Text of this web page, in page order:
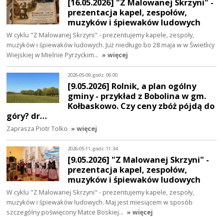
prezentacja kapel, zespołów,
muzyków i śpiewaków ludowych
W cyklu "Z Malowanej Skrzyni" - prezentujemy kapele, zespoły,
muzyków i śpiewaków ludowych. Już niedługo bo 28 maja w w Świetlicy
Wiejskiej w Mielnie Pyrzyckim… » więcej
2026-05-09, godz. 06:00
[9.05.2026] Rolnik, a plan ogólny
gminy - przykład z Bobolina w gm.
Kołbaskowo. Czy ceny zbóż pójdą do
góry? dr…
Zaprasza Piotr Tolko » więcej
2026-05-11, godz. 11:34
[9.05.2026] "Z Malowanej Skrzyni" -
prezentacja kapel, zespołów,
muzyków i śpiewaków ludowych
W cyklu "Z Malowanej Skrzyni" - prezentujemy kapele, zespoły,
muzyków i śpiewaków ludowych. Maj jest miesiącem w sposób
szczególny poświęcony Matce Boskiej… » więcej